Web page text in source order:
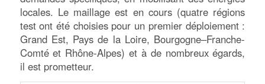
locales. Le maillage est en cours (quatre régions
test ont été choisies pour un premier déploiement :
Grand Est, Pays de la Loire, Bourgogne–Franche-
Comté et Rhône-Alpes) et à de nombreux égards,
il est prometteur.